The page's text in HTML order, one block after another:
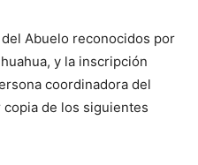
Abuelo reconocidos por
y la inscripción
coordinadora del
de los siguientes